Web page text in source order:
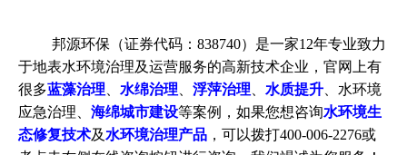
邦源环保（证券代码：838740）是一家12年专业致力
于地表水环境治理及运营服务的高新技术企业，官网上有
很多蓝藻治理 水绵治理 浮萍治理 水质提升 、水环境
应急治理、 海绵城市建设等案例，如果您想咨询水环境生
态修复技术及 水环境治理产品 ，可以拨打400-006-2276或